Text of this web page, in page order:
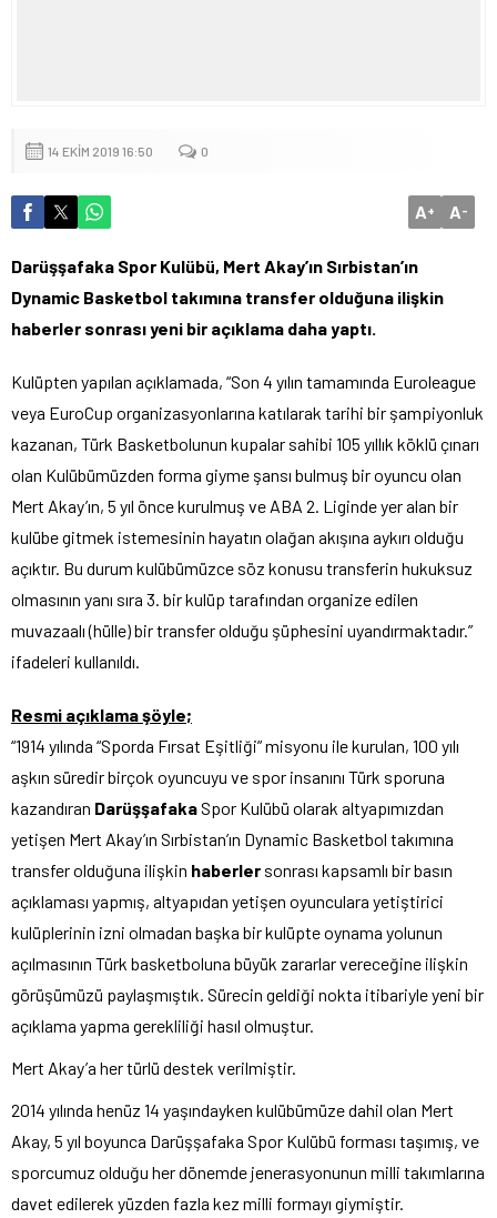
14 EKIM 2019 16:50 0
A+ A-
Darüşşafaka Spor Kulübü, Mert Akay’ın Sırbistan’ın
Dynamic Basketbol takımına transfer olduğuna ilişkin
haberler sonrası yeni bir açıklama daha yaptı.
Kulüpten yapılan açıklamada, “Son 4 yılın tamamında Euroleague
veya EuroCup organizasyonlarına katılarak tarihi bir şampiyonluk
kazanan, Türk Basketbolunun kupalar sahibi 105 yıllık köklü çınarı
olan Kulübümüzden forma giyme şansı bulmuş bir oyuncu olan
Mert Akay’ın, 5 yıl önce kurulmuş ve ABA 2. Liginde yer alan bir
kulübe gitmek istemesinin hayatın olağan akışına aykırı olduğu
açıktır. Bu durum kulübümüzce söz konusu transferin hukuksuz
olmasının yanı sıra 3. bir kulüp tarafından organize edilen
muvazaalı (hülle) bir transfer olduğu şüphesini uyandırmaktadır.”
ifadeleri kullanıldı.
Resmi açıklama şöyle;
“1914 yılında “Sporda Fırsat Eşitliği” misyonu ile kurulan, 100 yılı
aşkın süredir birçok oyuncuyu ve spor insanını Türk sporuna
kazandıran DarüşşafakaSpor Kulübü olarak altyapımızdan
yetişen Mert Akay’ın Sırbistan’ın Dynamic Basketbol takımına
transfer olduğuna ilişkin haberler sonrası kapsamlı bir basın
açıklaması yapmış, altyapıdan yetişen oyunculara yetiştirici
kulüplerinin izni olmadan başka bir kulüpte oynama yolunun
açılmasının Türk basketboluna büyük zararlar vereceğine ilişkin
görüşümüzü paylaşmıştık. Sürecin geldiği nokta itibariyle yeni bir
açıklama yapma gerekliliği hasıl olmuştur.
Mert Akay’a her türlü destek verilmiştir.
2014 yılında henüz 14 yaşındayken kulübümüze dahil olan Mert
Akay, 5 yıl boyunca Darüşşafaka Spor Kulübü forması taşımış, ve
sporcumuz olduğu her dönemde jenerasyonunun milli takımlarına
davet edilerek yüzden fazla kez milli formayı giymiştir.